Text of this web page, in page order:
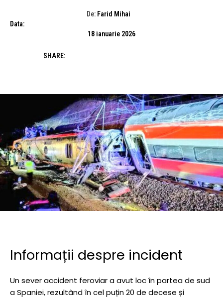
De: Farid Mihai
Data:
18 ianuarie 2026
SHARE:
Informații despre incident
Un sever accident feroviar a avut loc în partea de sud
a Spaniei, rezultând în cel puțin 20 de decese și